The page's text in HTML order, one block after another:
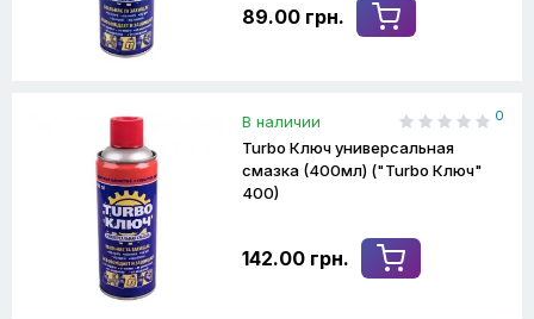
89.00 грн.
В наличии 0
Turbo Ключ универсальная
смазка (400мл) ("Turbo Ключ"
400)
142.00 грн.